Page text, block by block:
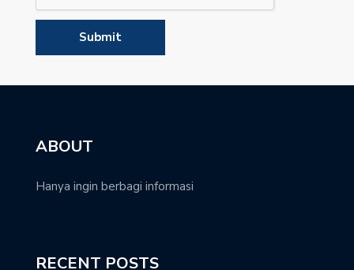
ABOUT
Hanya ingin berbagi informasi
RECENT POSTS